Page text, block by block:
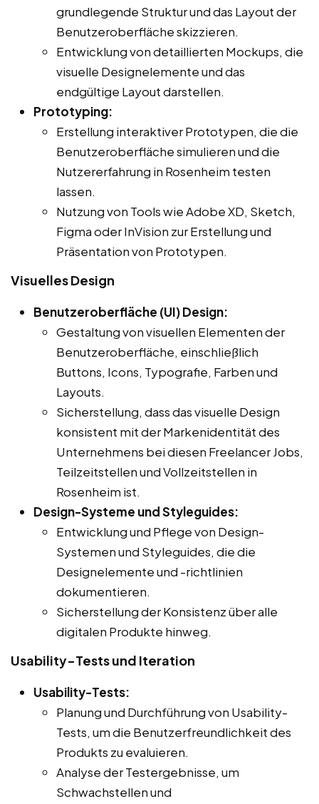
grundlegende Struktur und das Layout der
Benutzeroberfläche skizzieren.
Entwicklung von detaillierten Mockups, die
visuelle Designelemente und das
endgültige Layout darstellen.
Prototyping:
Erstellung interaktiver Prototypen, die die
Benutzeroberfläche simulieren und die
Nutzererfahrung in Rosenheim testen
lassen.
Nutzung von Tools wie Adobe XD, Sketch,
Figma oder InVision zur Erstellung und
Präsentation von Prototypen.
Visuelles Design
Benutzeroberfläche (UI) Design:
Gestaltung von visuellen Elementen der
Benutzeroberfläche, einschließlich
Buttons, Icons, Typografie, Farben und
Layouts.
Sicherstellung, dass das visuelle Design
konsistent mit der Markenidentität des
Unternehmens bei diesen Freelancer Jobs,
Teilzeitstellen und Vollzeitstellen in
Rosenheim ist.
Design-Systeme und Styleguides:
Entwicklung und Pflege von Design-
Systemen und Styleguides, die die
Designelemente und -richtlinien
dokumentieren.
Sicherstellung der Konsistenz über alle
digitalen Produkte hinweg.
Usability-Tests und Iteration
Usability-Tests:
Planung und Durchführung von Usability-
Tests, um die Benutzerfreundlichkeit des
Produkts zu evaluieren.
Analyse der Testergebnisse, um
Schwachstellen und